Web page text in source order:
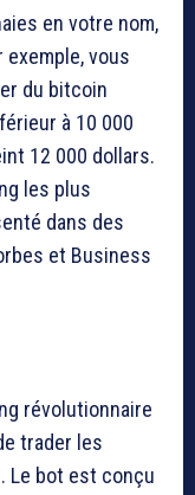
en votre nom,
vous
du bitcoin
à 10 000
12 000 dollars.
les plus
dans des
et Business
révolutionnaire
trader les
Le bot est conçu